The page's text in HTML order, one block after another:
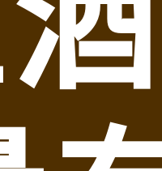
│收購品項 │收購知識庫
苗栗收購
苗栗收購門市
縣西湖鄉